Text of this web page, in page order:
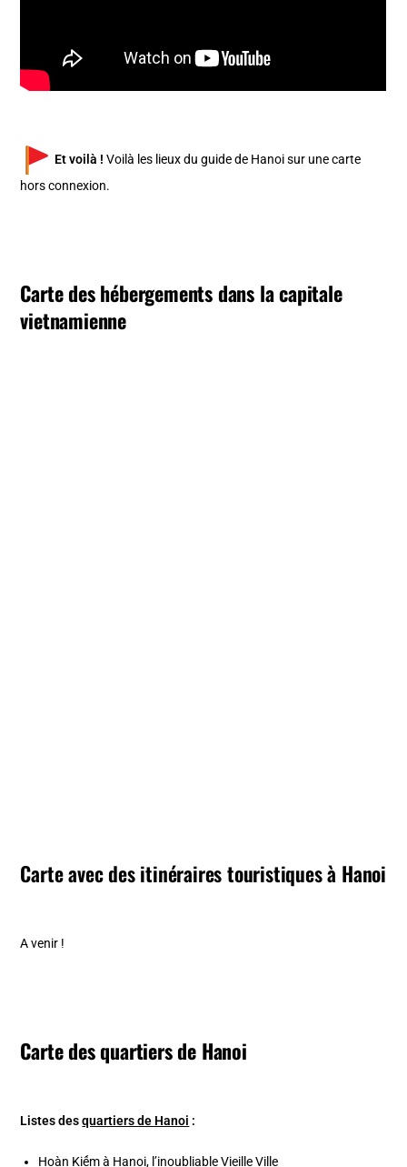
Et voilà ! Voilà les lieux du guide de Hanoi sur une carte
hors connexion.
Carte des hébergements dans la capitale
vietnamienne
Carte avec des itinéraires touristiques à Hanoi
A venir !
Carte des quartiers de Hanoi
Listes desquartiers de Hanoi :
Hoàn Kiếm à Hanoi, l’inoubliable Vieille Ville